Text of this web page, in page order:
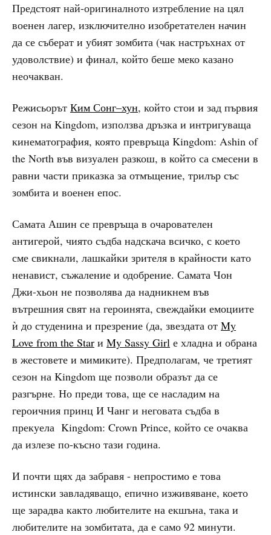
Предстоят най-оригиналното изтребление на цял
военен лагер, изключително изобретателен начин
да се съберат и убият зомбита (чак настръхнах от
удоволствие) и финал, който беше меко казано
неочакван.
Режисьорът Ким Сонг–хун, който стои и зад първия
сезон на Kingdom, използва дръзка и интригуваща
кинематография, която превръща Kingdom: Ashin of
the North във визуален разкош, в който са смесени в
равни части приказка за отмъщение, трилър със
зомбита и военен епос.
Самата Ашин се превръща в очарователен
антигерой, чиято съдба надскача всичко, с което
сме свикнали, лашкайки зрителя в крайности като
ненавист, съжаление и одобрение. Самата Чон
Джи-хьон не позволява да надникнем във
вътрешния свят на героинята, свеждайки емоциите
ѝ до студенина и презрение (да, звездата от My
Love from the Star и My Sassy Girl е хладна и обрана
в жестовете и мимиките). Предполагам, че третият
сезон на Kingdom ще позволи образът да се
разгърне. Но преди това, ще се насладим на
героичния принц И Чанг и неговата съдба в
прекуела Kingdom: Crown Prince, който се очаква
да излезе по-късно тази година.
И почти щях да забравя - непростимо е това
истински завладяващо, епично изживяване, което
ще зарадва както любителите на екшъна, така и
любителите на зомбитата, да е само 92 минути.